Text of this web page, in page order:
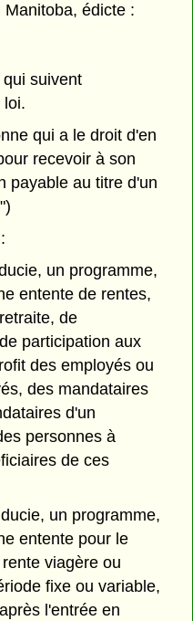
Manitoba, édicte :
suivent
loi.
qui a le droit d'en
recevoir à son
payable au titre d'un
un programme,
entente de rentes,
de
participation aux
des employés ou
des mandataires
d'un
personnes à
de ces
un programme,
entente pour le
viagère ou
fixe ou variable,
l'entrée en